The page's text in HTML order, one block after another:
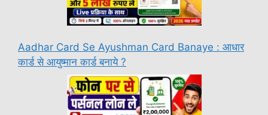
Aadhar Card Se Ayushman Card Banaye : आधार
कार्ड से आयुष्मान कार्ड बनाये ?